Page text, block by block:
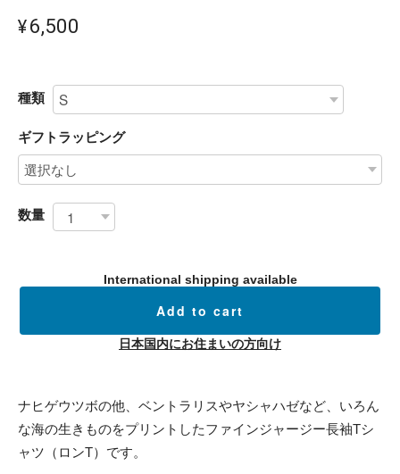
¥6,500
種類
ギフトラッピング
数量
International shipping available
Add to cart
日本国内にお住まいの方向け
ナヒゲウツボの他、ベントラリスやヤシャハゼなど、いろん
な海の生きものをプリントしたファインジャージー長袖Tシ
ャツ（ロンT）です。